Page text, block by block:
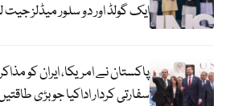
ایک گولڈ اور دو سلور میڈلز جیت
پاکستان نے امریکا، ایران کو
سفارتی کردار اداکیا جو بڑی